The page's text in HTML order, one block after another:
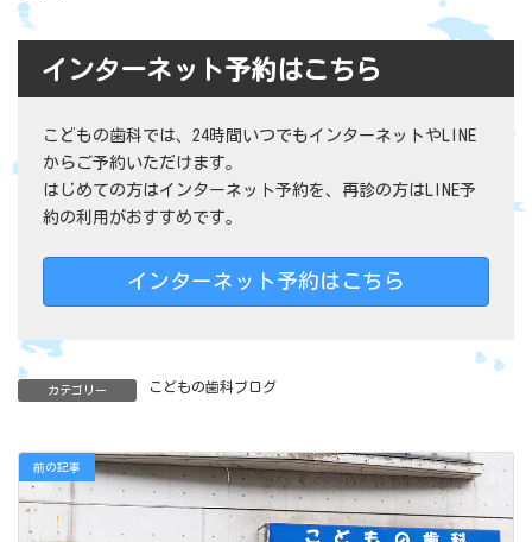
インターネット予約はこちら
こどもの歯科では、24時間いつでもインターネットやLINE
からご予約いただけます。
はじめての方はインターネット予約を、再診の方はLINE予
約の利用がおすすめです。
インターネット予約はこちら
カテゴリー こどもの歯科ブログ
前の記事